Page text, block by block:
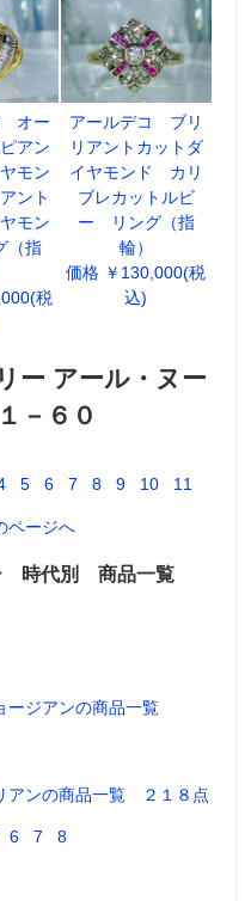
オー
アン
モン
ント
モン
（指
税
アールデコ ブリ
リアントカットダ
イヤモンド カリ
ブレカットルビ
ー リング（指
輪）
価格 ￥130,000(税
込)
ー アール・ヌー
－６０
5 6 7 8 9 10 11
ページへ
時代別 商品一覧
ージアンの商品一覧
アンの商品一覧 ２１８点
6 7 8